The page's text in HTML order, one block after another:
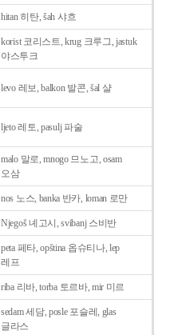
hitan 히탄, šah 샤흐
korist 코리스트, krug 크루그, jastuk
야스투크
levo 레보, balkon 발콘, šal 샬
ljeto 레토, pasulj 파술
malo 말로, mnogo 므노고, osam
오삼
nos 노스, banka 반카, loman 로만
Njegoš 녜고시, svibanj 스비반
peta 페타, opština 옵슈티나, lep
레프
riba 리바, torba 토르바, mir 미르
sedam 세담, posle 포슬레, glas
글라스